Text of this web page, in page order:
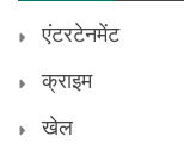
एंटरटेनमेंट
क्राइम
खेल